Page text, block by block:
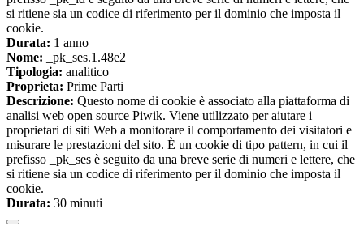
si ritiene sia un codice di riferimento per il dominio che imposta il
cookie.
Durata: 1 anno
Nome: _pk_ses.1.48e2
Tipologia: analitico
Proprieta: Prime Parti
Descrizione: Questo nome di cookie è associato alla piattaforma di
analisi web open source Piwik. Viene utilizzato per aiutare i
proprietari di siti Web a monitorare il comportamento dei visitatori e
misurare le prestazioni del sito. È un cookie di tipo pattern, in cui il
prefisso _pk_ses è seguito da una breve serie di numeri e lettere, che
si ritiene sia un codice di riferimento per il dominio che imposta il
cookie.
Durata: 30 minuti